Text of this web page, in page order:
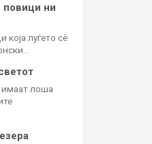
повици ни
која луѓето сè
имаат лоша